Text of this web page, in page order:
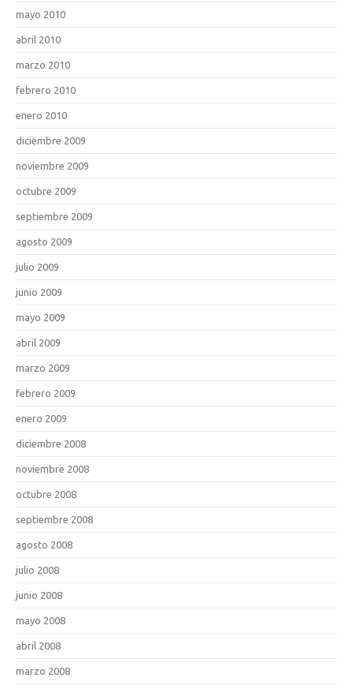
mayo 2010
abril 2010
marzo 2010
febrero 2010
enero 2010
diciembre 2009
noviembre 2009
octubre 2009
septiembre 2009
agosto 2009
julio 2009
junio 2009
mayo 2009
abril 2009
marzo 2009
febrero 2009
enero 2009
diciembre 2008
noviembre 2008
octubre 2008
septiembre 2008
agosto 2008
julio 2008
junio 2008
mayo 2008
abril 2008
marzo 2008